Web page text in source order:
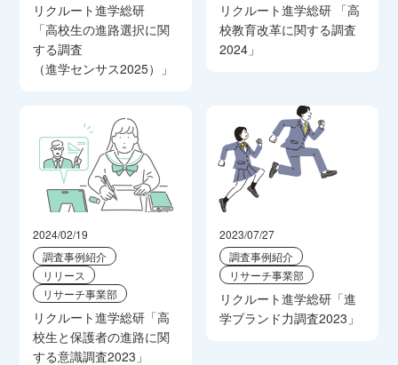
リクルート進学総研
「高校生の進路選択に関
する調査
（進学センサス2025）」
リクルート進学総研 「高
校教育改革に関する調査
2024」
2024/02/19
調査事例紹介
リリース
リサーチ事業部
リクルート進学総研「高
校生と保護者の進路に関
する意識調査2023」
2023/07/27
調査事例紹介
リサーチ事業部
リクルート進学総研「進
学ブランド力調査2023」